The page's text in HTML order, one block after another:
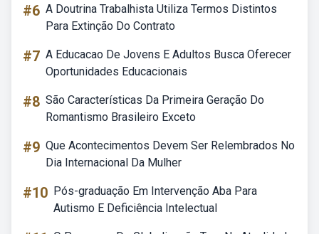
#6 A Doutrina Trabalhista Utiliza Termos Distintos
Para Extinção Do Contrato
#7 A Educacao De Jovens E Adultos Busca Oferecer
Oportunidades Educacionais
#8 São Características Da Primeira Geração Do
Romantismo Brasileiro Exceto
#9 Que Acontecimentos Devem Ser Relembrados No
Dia Internacional Da Mulher
#10 Pós-graduação Em Intervenção Aba Para
Autismo E Deficiência Intelectual